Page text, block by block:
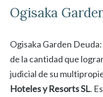
Ogisaka
Ogisaka Garden
de la cantidad que
judicial de su
Hoteles y Resorts SL.